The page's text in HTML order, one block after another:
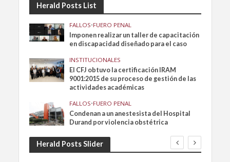
Herald Posts List
FALLOS•FUERO PENAL
Imponen realizar un taller de capacitación
en discapacidad diseñado para el caso
INSTITUCIONALES
El CFJ obtuvo la certificación IRAM
9001:2015 de su proceso de gestión de las
actividades académicas
FALLOS•FUERO PENAL
Condenan a un anestesista del Hospital
Durand por violencia obstétrica
Herald Posts Slider